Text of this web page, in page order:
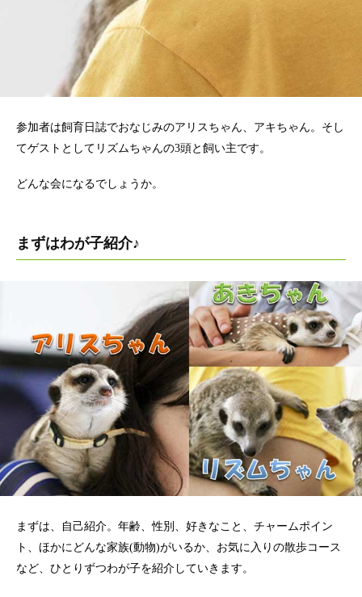
参加者は飼育日誌でおなじみのアリスちゃん、アキちゃん。そし
てゲストとしてリズムちゃんの3頭と飼い主です。
どんな会になるでしょうか。
まずはわが子紹介♪
まずは、自己紹介。年齢、性別、好きなこと、チャームポイン
ト、ほかにどんな家族(動物)がいるか、お気に入りの散歩コース
など、ひとりずつわが子を紹介していきます。